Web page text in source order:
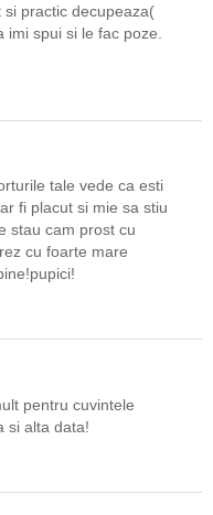
practic decupeaza(
spui si le fac poze.
tale vede ca esti
fi placut si mie sa stiu
stau cam prost cu
cu foarte mare
pentru cuvintele
si alta data!